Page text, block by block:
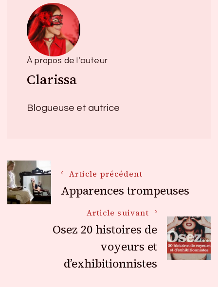
À propos de l’auteur
Clarissa
Blogueuse et autrice
Navigation
des
articles
Article précédent
Apparences trompeuses
Article suivant
Osez 20 histoires de
voyeurs et
d’exhibitionnistes